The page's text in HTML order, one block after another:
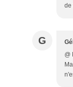
de
G
@